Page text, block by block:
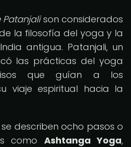
Patanjalison considerados
la filosofía del yoga y la
antigua. Patanjali, un
las prácticas del yoga
que guían a los
viaje espiritual hacia la
se describen ocho pasos o
como Ashtanga Yoga,